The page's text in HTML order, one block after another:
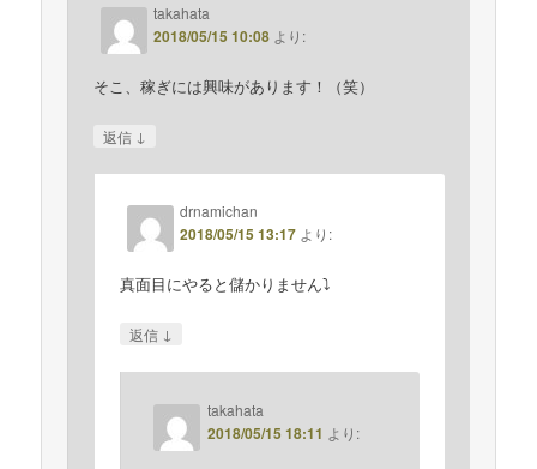
takahata
2018/05/15 10:08 より:
そこ、稼ぎには興味があります！（笑）
返信 ↓
drnamichan
2018/05/15 13:17 より:
真面目にやると儲かりません⤵︎
返信 ↓
takahata
2018/05/15 18:11 より: